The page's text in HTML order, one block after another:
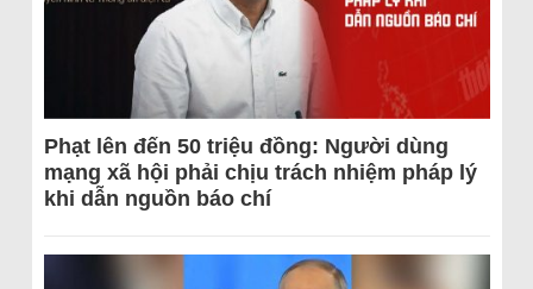
Phạt lên đến 50 triệu đồng: Người dùng
mạng xã hội phải chịu trách nhiệm pháp lý
khi dẫn nguồn báo chí